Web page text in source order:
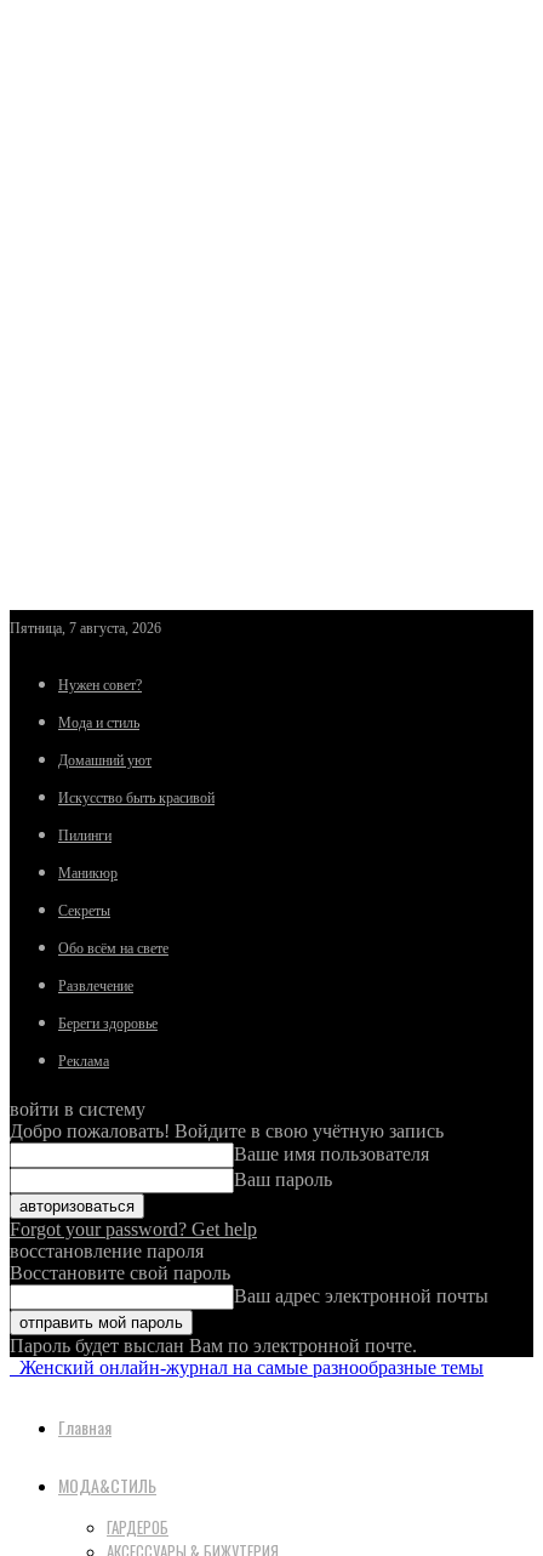
Пятница, 7 августа, 2026
Нужен совет?
Мода и стиль
Домашний уют
Искусство быть красивой
Пилинги
Маникюр
Секреты
Обо всём на свете
Развлечение
Береги здоровье
Реклама
войти в систему
Добро пожаловать! Войдите в свою учётную запись
Ваше имя пользователя
Ваш пароль
Forgot your password? Get help
восстановление пароля
Восстановите свой пароль
Ваш адрес электронной почты
Пароль будет выслан Вам по электронной почте.
Женский онлайн-журнал на самые разнообразные темы
Главная
МОДА&СТИЛЬ
ГАРДЕРОБ
АКСЕССУАРЫ & БИЖУТЕРИЯ